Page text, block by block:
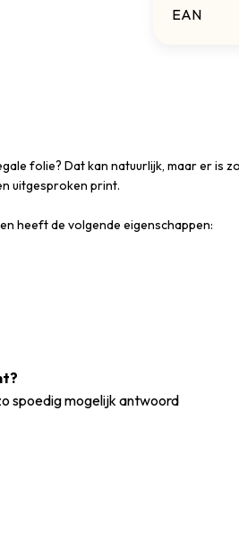
EAN
folie? Dat kan natuurlijk, maar er is
uitgesproken print.
heeft de volgende eigenschappen:
spoedig mogelijk antwoord